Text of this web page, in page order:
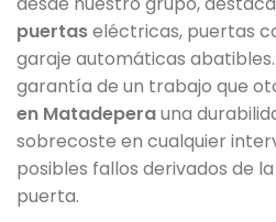
puertaseléctricas, puertas
garaje automáticas
garantía de un trabajo que
en Matadeperauna
sobrecoste en cualquier
posibles fallos derivados de
puerta.